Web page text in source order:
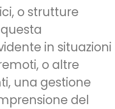
o strutture
in situazioni
o altre
una gestione
del